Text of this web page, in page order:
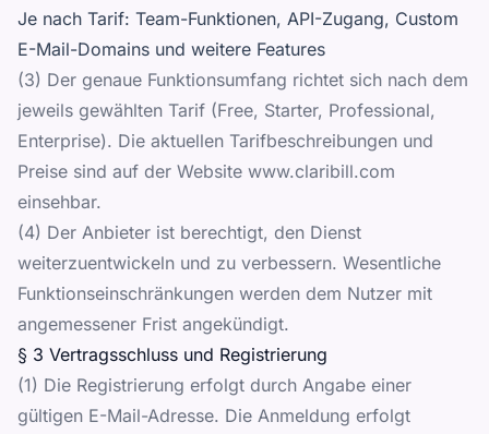
Je nach Tarif: Team-Funktionen, API-Zugang, Custom
E-Mail-Domains und weitere Features
(3) Der genaue Funktionsumfang richtet sich nach dem
jeweils gewählten Tarif (Free, Starter, Professional,
Enterprise). Die aktuellen Tarifbeschreibungen und
Preise sind auf der Website www.claribill.com
einsehbar.
(4) Der Anbieter ist berechtigt, den Dienst
weiterzuentwickeln und zu verbessern. Wesentliche
Funktionseinschränkungen werden dem Nutzer mit
angemessener Frist angekündigt.
§ 3 Vertragsschluss und Registrierung
(1) Die Registrierung erfolgt durch Angabe einer
gültigen E-Mail-Adresse. Die Anmeldung erfolgt